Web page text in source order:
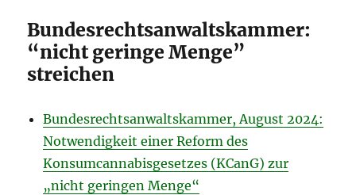
Bundesrechtsanwaltskammer:
“nicht geringe Menge”
streichen
Bundesrechtsanwaltskammer, August 2024:
Notwendigkeit einer Reform des
Konsumcannabisgesetzes (KCanG) zur
„nicht geringen Menge“